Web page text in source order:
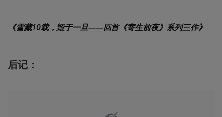
《雪藏10载，毁于一旦——回首《寄生前夜》系列三作》
后记：